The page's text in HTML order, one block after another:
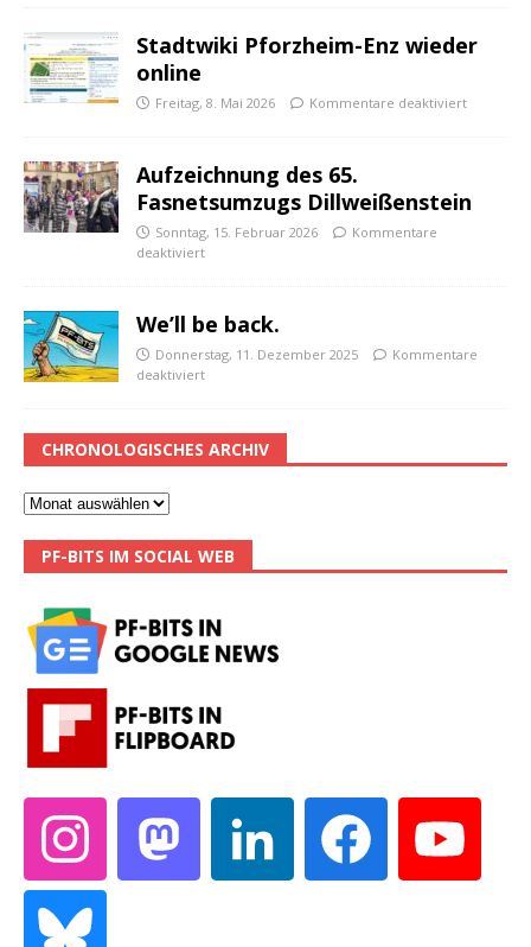
Stadtwiki Pforzheim-Enz wieder
online
Freitag, 8. Mai 2026 Kommentare deaktiviert
Aufzeichnung des 65.
Fasnetsumzugs Dillweißenstein
Sonntag, 15. Februar 2026
Kommentare
deaktiviert
We’ll be back.
Donnerstag, 11. Dezember 2025
Kommentare
deaktiviert
CHRONOLOGISCHES ARCHIV
PF-BITS IM SOCIAL WEB